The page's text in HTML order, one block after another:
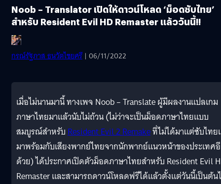
Noob – Translator เปิดให้ดาวน์โหลด ‘ม็อดซับไทย’
สำหรับ Resident Evil HD Remaster แล้ววันนี้!!
กรณ์รัฐภาส ธนวัตไชยศรี | 06/11/2022
เมื่อไม่นานมานี้ ทางเพจ Noob – Translate ผู้มีผลงานแปลเกม
ภาษาไทยมาแล้วนับไม่ถ้วน (ไม่ว่าจะเป็นม็อดภาษาไทยแบบ
สมบูรณ์สำหรับResident Evil 2 Remakeที่ไม่ได้มาแต่ซับไท
มาพร้อมกับเสียงพากย์ไทยจากนักพากย์แนวหน้าของประเทศ
ด้วย) ได้ประกาศเปิดตัวม็อดภาษาไทยสำหรับ Resident Evil
Remaster และสามารถดาวน์โหลดฟรีได้แล้วตั้งแต่วันนี้เป็นต้น